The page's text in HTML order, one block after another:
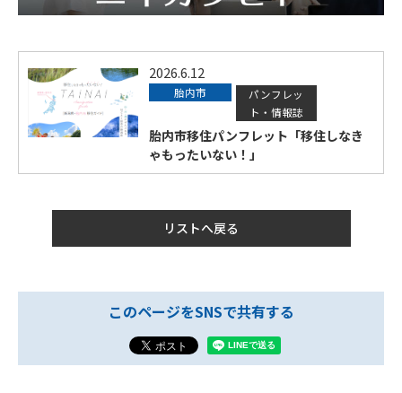
2026.6.12
胎内市
パンフレッ
ト・情報誌
胎内市移住パンフレット「移住しなき
ゃもったいない！」
リストへ戻る
このページをSNSで共有する